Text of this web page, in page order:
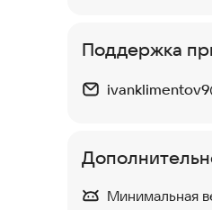
Поддержка
Минимальная